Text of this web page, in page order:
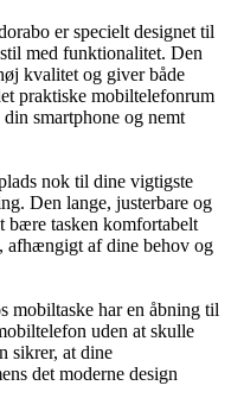
er specielt designet til
med funktionalitet. Den
kvalitet og giver både
praktiske mobiltelefonrum
smartphone og nemt
nok til dine vigtigste
Den lange, justerbare og
bære tasken komfortabelt
afhængigt af dine behov og
mobiltaske har en åbning til
uden at skulle
sikrer, at dine
det moderne design